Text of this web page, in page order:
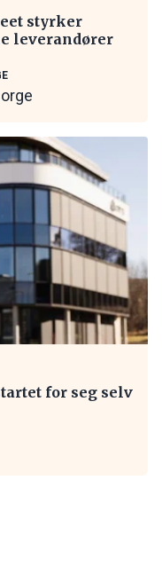
styrker
leverandører
for seg selv